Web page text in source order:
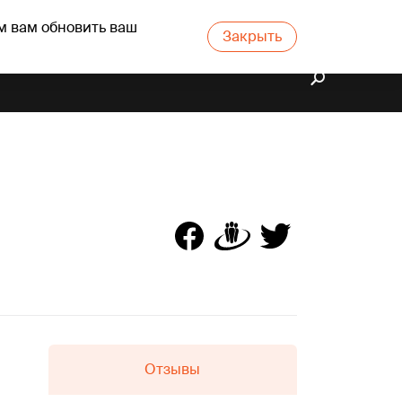
вам обновить ваш Закрыть
Отзывы